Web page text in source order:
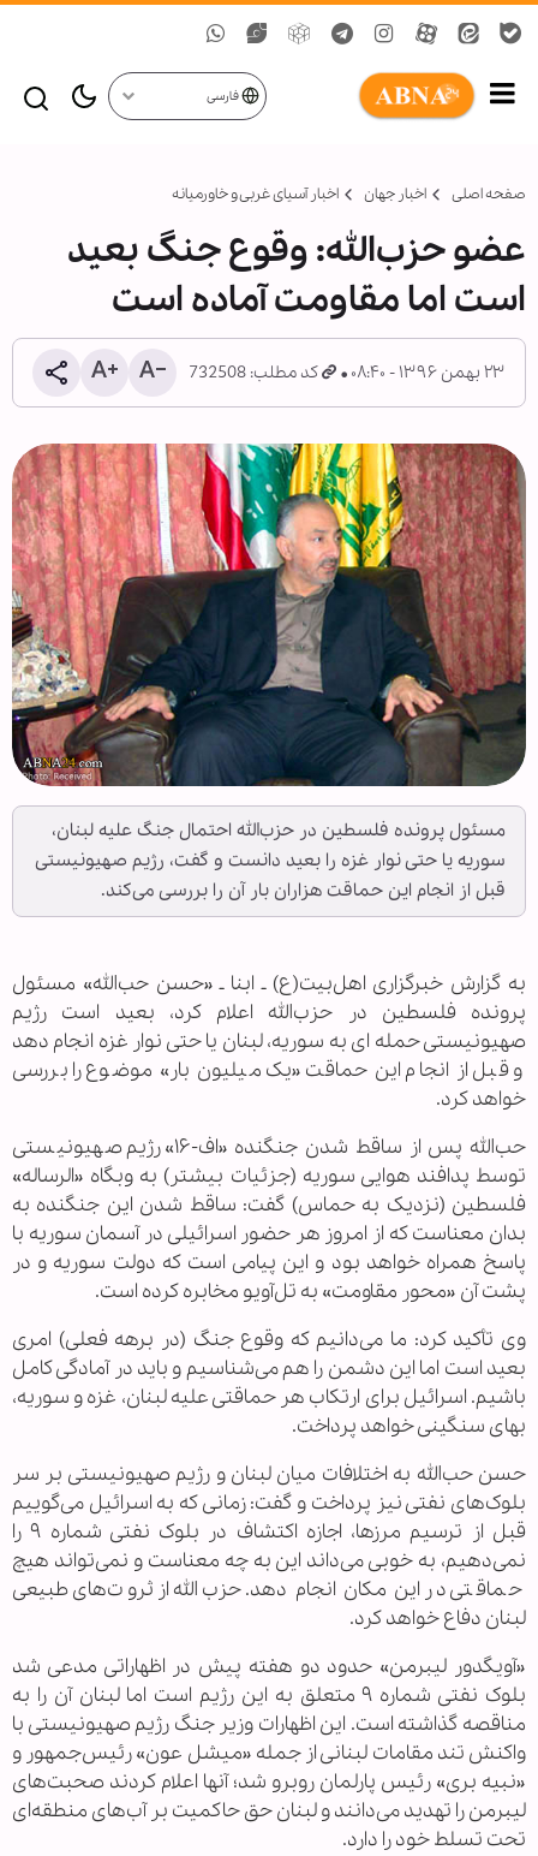
فارسی
صفحه اصلی اخبار جهان اخبار آسیای غربی و خاورمیانه
عضو حزب‌الله: وقوع جنگ بعید
است اما مقاومت آماده است
۲۳ بهمن ۱۳۹۶ - ۰۸:۴۰ کد مطلب: 732508
مسئول پرونده فلسطین در حزب‌الله احتمال جنگ علیه لبنان،
سوریه یا حتی نوار غزه را بعید دانست و گفت، رژیم صهیونیستی
قبل از انجام این حماقت هزاران بار آن را بررسی می‌کند.
به گزارش خبرگزاری اهل‌بیت(ع) ـ ابنا ـ «حسن حب‌الله» مسئول
پرونده فلسطین در حزب‌الله اعلام کرد، بعید است رژیم
صهیونیستی حمله ای به سوریه، لبنان یا حتی نوار غزه انجام دهد
و قبل از انجام این حماقت «یک میلیون بار» موضوع را بررسی
خواهد کرد.
حب‌الله پس از ساقط شدن جنگنده «اف-۱۶» رژیم صهیونیستی
توسط پدافند هوایی سوریه (جزئیات بیشتر) به وبگاه «الرساله»
فلسطین (نزدیک به حماس) گفت: ساقط شدن این جنگنده به
بدان معناست که از امروز هر حضور اسرائیلی در آسمان سوریه با
پاسخ همراه خواهد بود و این پیامی است که دولت سوریه و در
پشت آن «محور مقاومت» به تل‌آویو مخابره کرده است.
وی تأکید کرد: ما می‌دانیم که وقوع جنگ (در برهه فعلی) امری
بعید است اما این دشمن را هم می‌شناسیم و باید در آمادگی کامل
باشیم. اسرائیل برای ارتکاب هر حماقتی علیه لبنان، غزه و سوریه،
بهای سنگینی خواهد پرداخت.
حسن حب‌الله به اختلافات میان لبنان و رژیم صهیونیستی بر سر
بلوک‌های نفتی نیز پرداخت و گفت: زمانی که به اسرائیل می‌گوییم
قبل از ترسیم مرزها، اجازه اکتشاف در بلوک نفتی شماره ۹ را
نمی‌دهیم، به خوبی می‌داند این به چه معناست و نمی‌تواند هیچ
حماقتی در این مکان انجام دهد. حزب‌الله از ثروت‌های طبیعی
لبنان دفاع خواهد کرد.
«آویگدور لیبرمن» حدود دو هفته پیش در اظهاراتی مدعی شد
بلوک نفتی شماره ۹ متعلق به این رژیم است اما لبنان آن را به
مناقصه گذاشته است. این اظهارات وزیر جنگ رژیم صهیونیستی با
واکنش تند مقامات لبنانی از جمله «میشل عون» رئیس‌جمهور و
«نبیه بری» رئیس پارلمان روبرو شد؛ آنها اعلام کردند صحبت‌های
لیبرمن را تهدید می‌دانند و لبنان حق حاکمیت بر آب‌های منطقه‌ای
تحت تسلط خود را دارد.